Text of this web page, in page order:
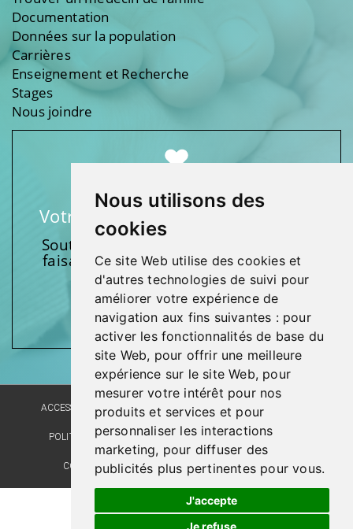
Nous utilisons des
cookies
Ce site Web utilise des cookies et
d'autres technologies de suivi pour
améliorer votre expérience de
navigation aux fins suivantes : pour
activer les fonctionnalités de base du
site Web, pour offrir une meilleure
expérience sur le site Web, pour
mesurer votre intérêt pour nos
produits et services et pour
personnaliser les interactions
marketing, pour diffuser des
publicités plus pertinentes pour vous.
J'accepte
Je refuse
Documentation
Données sur la population
Carrières
Enseignement et Recherche
Stages
Nous joindre
Votre soutien fait une différence
Soutenez l’une de nos fondations en
faisant un don et en participant aux
activités.
Donnez généreusement!
ACCESSIBILITÉ PLAN DU SITE POLITIQUE LINGUISTIQUE
POLITIQUE DE CONFIDENTIALITÉ RÉALISATION DU SITE
COMMENTAIRES, SUGGESTIONS, REMERCIEMENTS